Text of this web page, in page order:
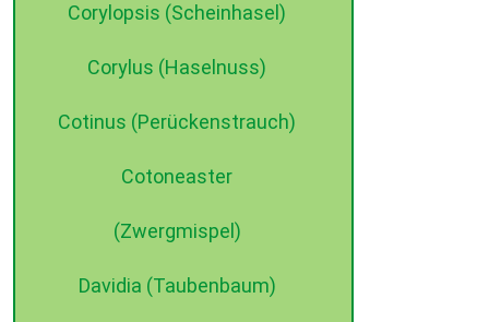
Corylopsis (Scheinhasel)
Corylus (Haselnuss)
Cotinus (Perückenstrauch)
Cotoneaster
(Zwergmispel)
Davidia (Taubenbaum)